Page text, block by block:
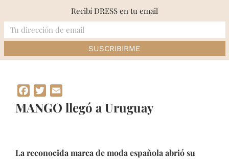
content
MANGO llegó a Uruguay
Facebook
Twitter
MANGO llegó a Uruguay
La reconocida marca de moda española abrió su
Recibí DRESS en tu email